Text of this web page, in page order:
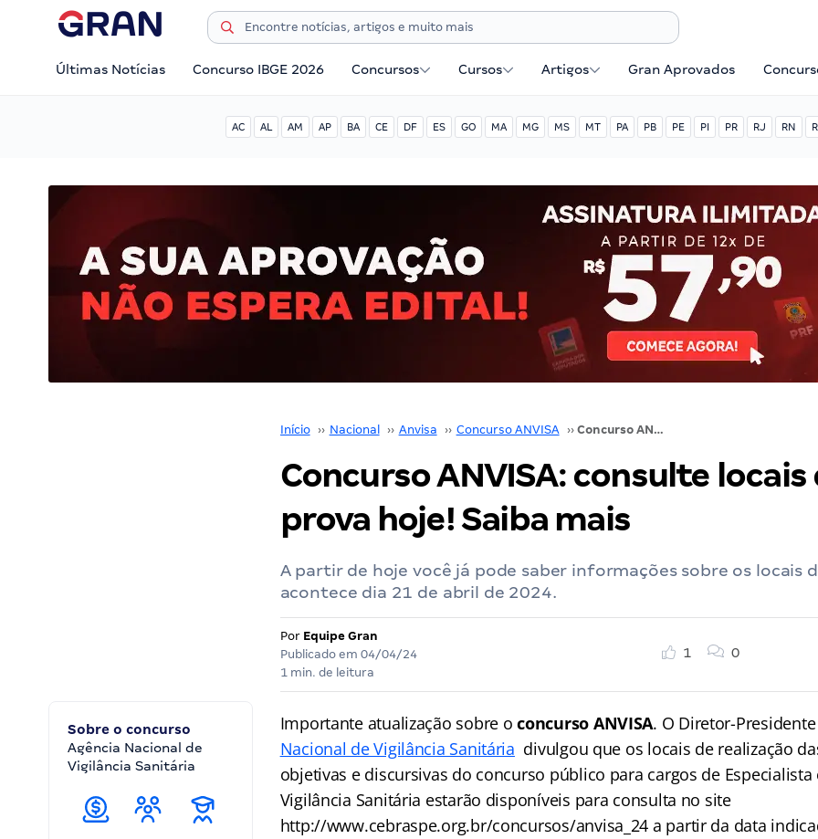
Últimas Notícias Concurso IBGE 2026 Concursos Cursos Artigos Gran Aprovados
AC AL AM AP BA CE DF ES GO MA MG MS MT PA PB PE PI PR RJ RN
Início ›› Nacional ›› Anvisa ›› Concurso ANVISA ›› Concurso ANVISA: consulte locais de prova hoje! Saiba mais
Concurso ANVISA: consulte locais
prova hoje! Saiba mais
A partir de hoje você já pode saber informações sobre os locais
acontece dia 21 de abril de 2024.
Por Equipe Gran
Publicado em 04/04/24
1 min. de leitura
1 0
Sobre o concurso
Agência Nacional de
Vigilância Sanitária
Importante atualização sobre oconcurso ANVISA. O Diretor-
Nacional de Vigilância Sanitária divulgou que os locais de realização
objetivas e discursivas do concurso público para cargos de Especialista
Vigilância Sanitária estarão disponíveis para consulta no site
http://www.cebraspe.org.br/concursos/anvisa_24 a partir da data